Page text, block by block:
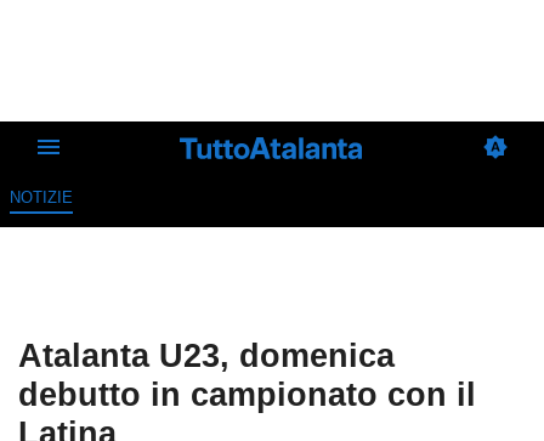
NOTIZIE
Atalanta U23, domenica
debutto in campionato con il